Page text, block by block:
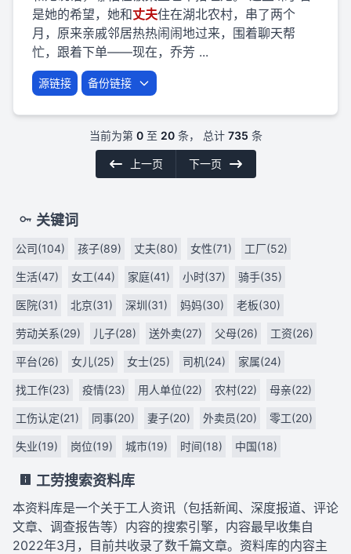
是她的希望，她和丈夫住在湖北农村，串了两个
月，原来亲戚邻居热热闹闹地过来，围着聊天帮
忙，跟着下单——现在，乔芳 ...
源链接 备份链接
当前为第 0至 20条， 总计 735 条
上一页 下一页
关键词
公司(104) 孩子(89) 丈夫(80) 女性(71) 工厂(52)
生活(47) 女工(44) 家庭(41) 小时(37) 骑手(35)
医院(31) 北京(31) 深圳(31) 妈妈(30) 老板(30)
劳动关系(29) 儿子(28) 送外卖(27) 父母(26) 工资(26)
平台(26) 女儿(25) 女士(25) 司机(24) 家属(24)
找工作(23) 疫情(23) 用人单位(22) 农村(22) 母亲(22)
工伤认定(21) 同事(20) 妻子(20) 外卖员(20) 零工(20)
失业(19) 岗位(19) 城市(19) 时间(18) 中国(18)
工劳搜索资料库
本资料库是一个关于工人资讯（包括新闻、深度报道、评论
文章、调查报告等）内容的搜索引擎，内容最早收集自
2022年3月，目前共收录了数千篇文章。资料库的内容主